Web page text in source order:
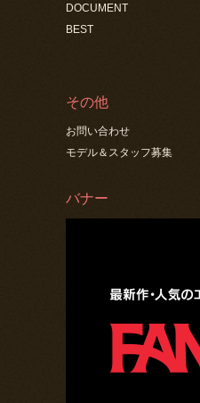
DOCUMENT
BEST
その他
お問い合わせ
モデル＆スタッフ募集
バナー